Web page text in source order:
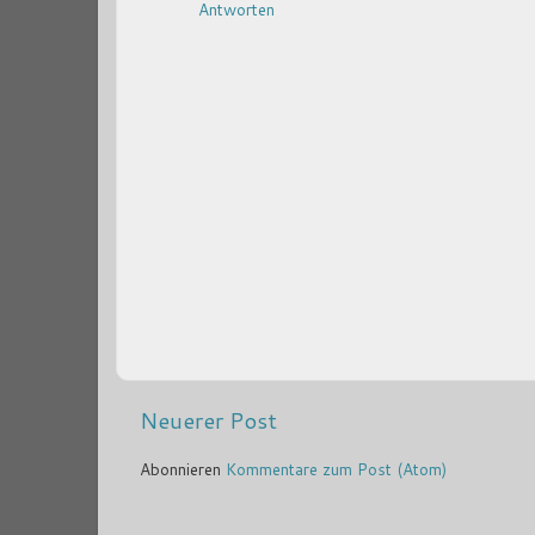
Antworten
Neuerer Post
Abonnieren Kommentare zum Post (Atom)